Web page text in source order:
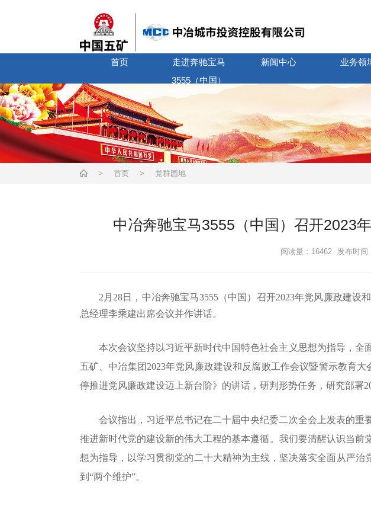
首页
走进奔驰宝马
3555（中国）
新闻中心 业务领
> 首页 > 党群园地
中冶奔驰宝马3555（中国）召开2023
阅读量：16462 发布时间
2月28日，中冶奔驰宝马3555（中国）召开2023年党风廉政建设
总经理李乘建出席会议并作讲话。
本次会议坚持以习近平新时代中国特色社会主义思想为指导，
五矿、中冶集团 2023年党风廉政建设和反腐败工作会议暨警示教育
停推进党风廉政建设迈上新台阶》的讲话，研判形势任务，研究部署
会议指出，习近平总书记在二十届中央纪委二次全会上发表的
推进新时代党的建设新的伟大工程的基本遵循。我们要清醒认识当
想为指导，以学习贯彻党的二十大精神为主线，坚决落实全面从严
到“两个维护”。